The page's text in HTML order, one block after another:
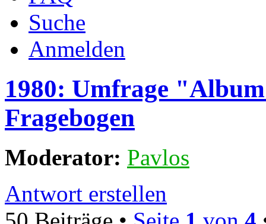
Suche
Anmelden
1980: Umfrage
Fragebogen
Moderator: Pavlos
Antwort erstellen